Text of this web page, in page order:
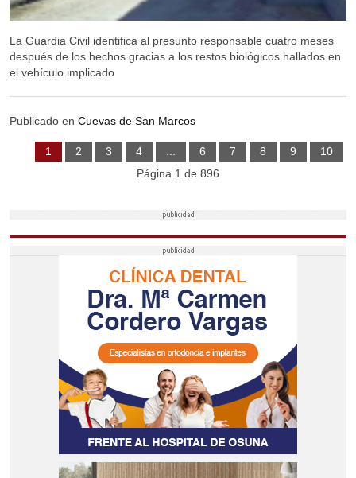
LOS CORRALES
MARCHENA
MARTÍN DE LA JARA
PUEBLA DE CAZALLA
VILLANUEVA DE SAN JUAN
ALGÁMITAS
La Guardia Civil identifica al presunto responsable cuatro meses
después de los hechos gracias a los restos biológicos hallados en
el vehículo implicado
Publicado en Cuevas de San Marcos
1 2 3 4 ... 6 7 8 9
10
Página 1 de 896